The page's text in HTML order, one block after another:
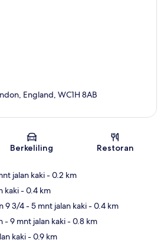
Peta
England, WC1H 8AB
Berkeliling Restoran
jalan kaki- 0.2 km
kaki- 0.4 km
9 3/4- 5 mnt jalan kaki- 0.4 km
- 9 mnt jalan kaki- 0.8 km
kaki- 0.9 km